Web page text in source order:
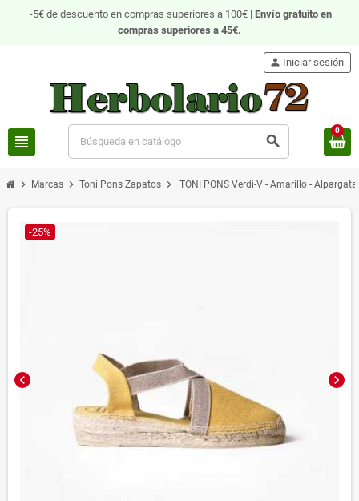
-5€ de descuento en compras superiores a 100€ | Envío gratuito en
compras superiores a 45€.
view_headline search
person Iniciar sesión
0
chevron_right Marcas chevron_right Toni Pons Zapatos chevron_right TONI PONS Verdi-V - Amarillo -
chevron_left chevron_right
-25%